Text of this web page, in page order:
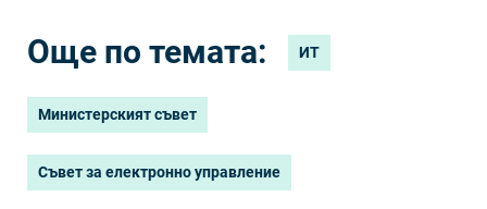
Още по темата: ИТ
Министерският съвет
Съвет за електронно управление